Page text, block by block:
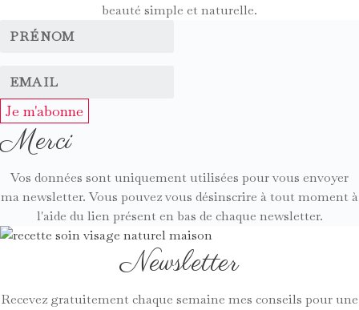
beauté simple et naturelle.
Je m'abonne
Merci
Vos données sont uniquement utilisées pour vous envoyer
ma newsletter. Vous pouvez vous désinscrire à tout moment à
l'aide du lien présent en bas de chaque newsletter.
Newsletter
Recevez gratuitement chaque semaine mes conseils pour une